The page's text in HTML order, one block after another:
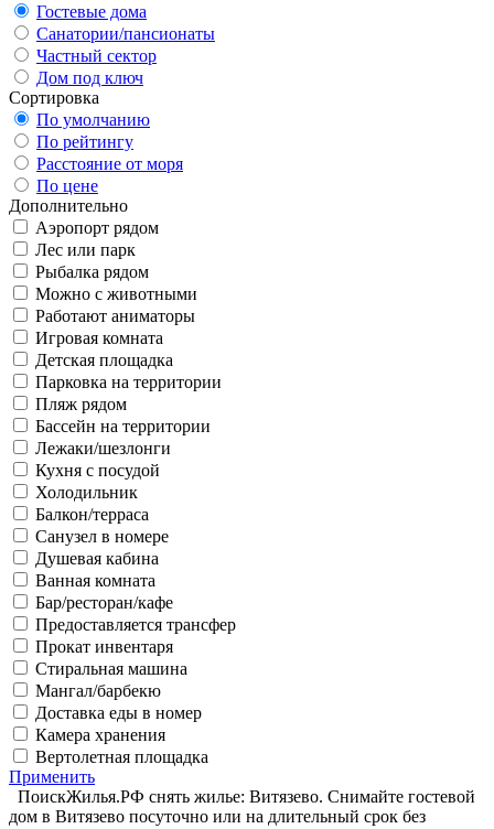
Гостевые дома
Санатории/пансионаты
Частный сектор
Дом под ключ
Сортировка
По умолчанию
По рейтингу
Расстояние от моря
По цене
Дополнительно
Аэропорт рядом
Лес или парк
Рыбалка рядом
Можно с животными
Работают аниматоры
Игровая комната
Детская площадка
Парковка на территории
Пляж рядом
Бассейн на территории
Лежаки/шезлонги
Кухня с посудой
Холодильник
Балкон/терраса
Санузел в номере
Душевая кабина
Ванная комната
Бар/ресторан/кафе
Предоставляется трансфер
Прокат инвентаря
Стиральная машина
Мангал/барбекю
Доставка еды в номер
Камера хранения
Вертолетная площадка
Применить
ПоискЖилья.РФ снять жилье: Витязево. Снимайте гостевой
дом в Витязево посуточно или на длительный срок без